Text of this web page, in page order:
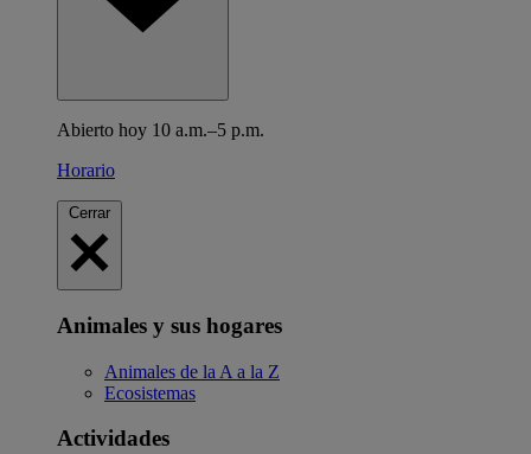
Abierto hoy 10 a.m.–5 p.m.
Horario
Cerrar
Animales y sus hogares
Animales de la A a la Z
Ecosistemas
Actividades